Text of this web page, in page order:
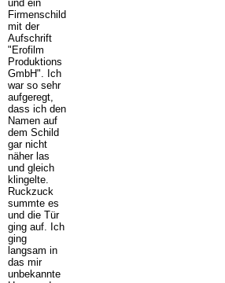
und ein
Firmenschild
mit der
Aufschrift
"Erofilm
Produktions
GmbH". Ich
war so sehr
aufgeregt,
dass ich den
Namen auf
dem Schild
gar nicht
näher las
und gleich
klingelte.
Ruckzuck
summte es
und die Tür
ging auf. Ich
ging
langsam in
das mir
unbekannte